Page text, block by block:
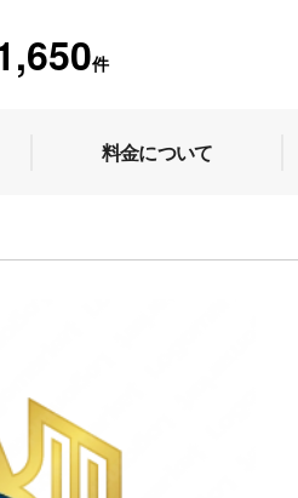
件
料金について